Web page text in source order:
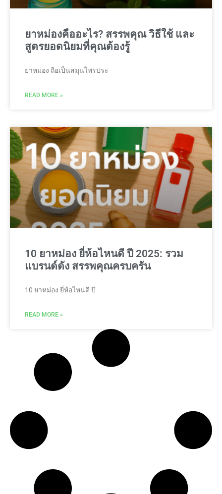
ยาหม่องคืออะไร? สรรพคุณ วิธีใช้ และ
สูตรยอดนิยมที่คุณต้องรู้
ยาหม่อง ถือเป็นสมุนไพรประ
READ MORE »
10 ยาหม่อง ยี่ห้อไหนดี ปี 2025: รวม
แบรนด์ดัง สรรพคุณครบครัน
10 ยาหม่อง ยี่ห้อไหนดี ปี
READ MORE »